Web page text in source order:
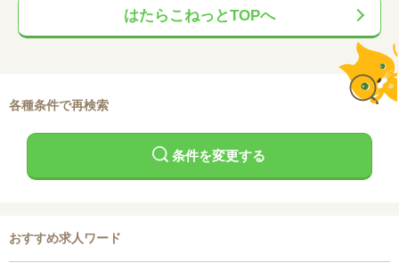
はたらこねっとTOPへ
各種条件で再検索
条件を変更する
おすすめ求人ワード